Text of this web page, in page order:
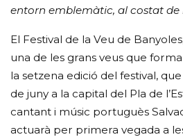
entorn emblemàtic, al costat de
El Festival de la Veu de
una de les grans veus que
la setzena edició del festival,
de juny a la capital del Pla de
cantant i músic portuguès
actuarà per primera vegada a